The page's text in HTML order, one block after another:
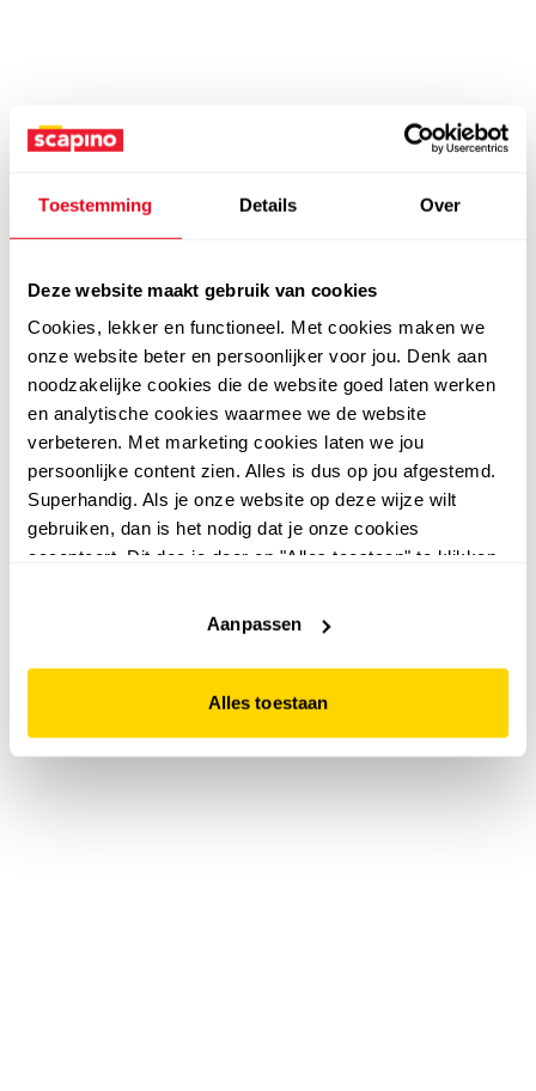
Toestemming Details Over
Deze website maakt gebruik van cookies
Cookies, lekker en functioneel. Met cookies maken we
onze website beter en persoonlijker voor jou. Denk aan
noodzakelijke cookies die de website goed laten werken
en analytische cookies waarmee we de website
verbeteren. Met marketing cookies laten we jou
persoonlijke content zien. Alles is dus op jou afgestemd.
Superhandig. Als je onze website op deze wijze wilt
gebruiken, dan is het nodig dat je onze cookies
accepteert. Dit doe je door op "Alles toestaan" te klikken.
website niet optimaal functioneert.
Aanpassen
Alles toestaan